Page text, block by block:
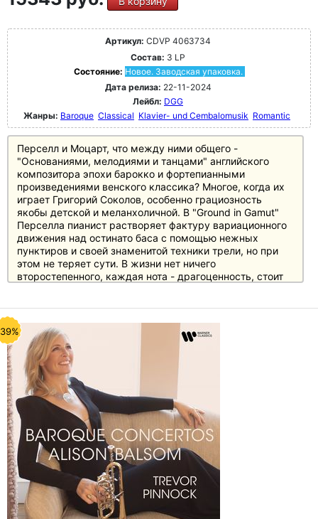
Артикул: CDVP 4063734
Состав: 3 LP
Состояние: Новое. Заводская упаковка.
Дата релиза: 22-11-2024
Лейбл: DGG
Жанры: Baroque Classical Klavier- und Cembalomusik Romantic
Перселл и Моцарт, что между ними общего -
"Основаниями, мелодиями и танцами" английского
композитора эпохи барокко и фортепианными
произведениями венского классика? Многое, когда их
играет Григорий Соколов, особенно грациозность
якобы детской и меланхоличной. В "Ground in Gamut"
Перселла пианист растворяет фактуру вариационного
движения над остинато баса с помощью нежных
пунктиров и своей знаменитой техники трели, но при
этом не теряет сути. В жизни нет ничего
второстепенного, каждая нота - драгоценность, стоит
драгоценным камнем, переносит слушателей в другое
время и остается вне времени" (Der Standard)
"Его прикосновение: изысканное, концентрированное,
сверкающее, светящееся" (rbb online)
"Этот колоссальный артист не перестает удивлять"
(Scherzo)